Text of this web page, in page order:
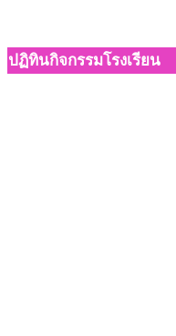
ปฏิทินกิจกรรมโรงเรียน